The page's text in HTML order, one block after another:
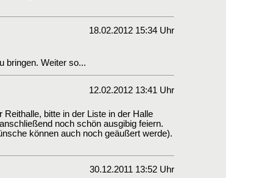
18.02.2012 15:34 Uhr
bringen. Weiter so...
12.02.2012 13:41 Uhr
bitte in der Liste in der Halle
noch schön ausgibig feiern.
können auch noch geäußert werde).
30.12.2011 13:52 Uhr